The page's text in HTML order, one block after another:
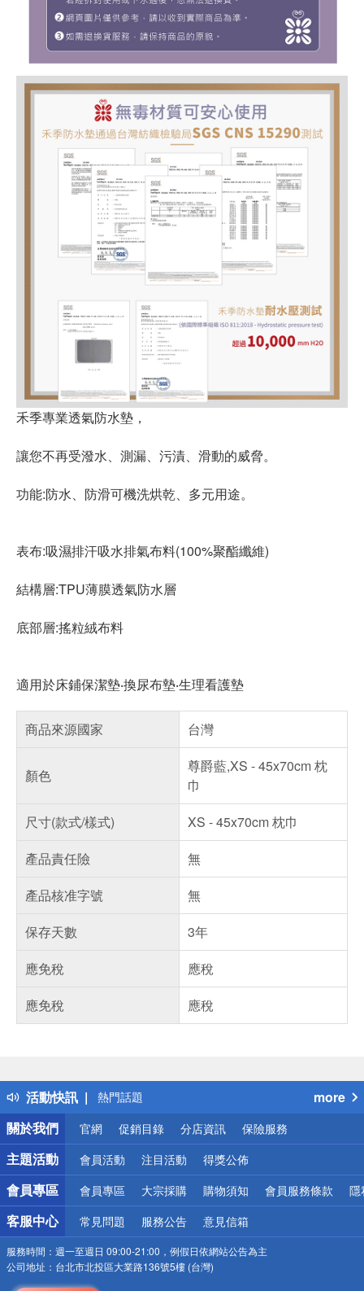
禾季專業透氣防水墊，
讓您不再受潑水、測漏、污漬、滑動的威脅。
功能:防水、防滑可機洗烘乾、多元用途。
表布:吸濕排汗吸水排氣布料(100%聚酯纖維)
結構層:TPU薄膜透氣防水層
底部層:搖粒絨布料
適用於床鋪保潔墊‧換尿布墊‧生理看護墊
商品來源國家 台灣
顏色
尊爵藍,XS - 45x70cm 枕
巾
尺寸(款式/樣式)
XS - 45x70cm 枕巾
產品責任險
無
產品核准字號
無
保存天數
3年
應免稅
應稅
應免稅
應稅
活動快訊
得獎公告
熱門話題
銀行優惠
偏遠地區配送
詐騙網頁！請小心！
more
關於我們
官網 促銷目錄 分店資訊 保險服務
主題活動 會員活動 注目活動 得獎公佈
會員專區 會員專區 大宗採購 購物須知 會員服務條款 隱
客服中心 常見問題 服務公告 意見信箱
服務時間： 週一至週日 09:00-21:00，例假日依網站公告為主
公司地址： 台北市北投區大業路136號5樓 (台灣)